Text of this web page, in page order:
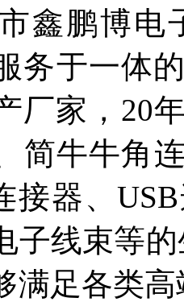
鑫鹏博电
务于一体
厂家，20
简牛牛角
接器、
子线束等
满足各类